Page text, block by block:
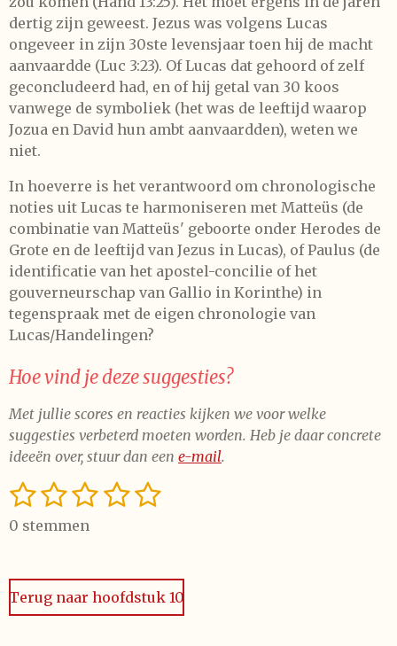
dertig zijn geweest. Jezus was volgens Lucas
ongeveer in zijn 30ste levensjaar toen hij de macht
aanvaardde (Luc 3:23). Of Lucas dat gehoord of zelf
geconcludeerd had, en of hij getal van 30 koos
vanwege de symboliek (het was de leeftijd waarop
Jozua en David hun ambt aanvaardden), weten we
niet.
In hoeverre is het verantwoord om chronologische
noties uit Lucas te harmoniseren met Matteüs (de
combinatie van Matteüs' geboorte onder Herodes de
Grote en de leeftijd van Jezus in Lucas), of Paulus (de
identificatie van het apostel-concilie of het
gouverneurschap van Gallio in Korinthe) in
tegenspraak met de eigen chronologie van
Lucas/Handelingen?
Hoe vind je deze suggesties?
Met jullie scores en reacties kijken we voor welke
suggesties verbeterd moeten worden. Heb je daar concrete
ideeën over, stuur dan een e-mail.
R
a
t
n
g
:
1
s
e
r
2
s
e
r
3
s
e
r
4
e
r
5
e
r
S
e
n
0 stemmen
Terug naar hoofdstuk 10